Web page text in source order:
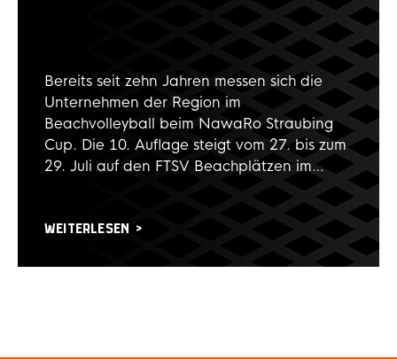
Netzwerkfrühstück. Zudem hat es sich der
Club auf die Fahnen geschrieben den Sport
Bereits seit zehn Jahren messen sich die
Unternehmen der Region im
Beachvolleyball beim NawaRo Straubing
Cup. Die 10. Auflage steigt vom 27. bis zum
29. Juli auf den FTSV Beachplätzen im
Alburger Rennweg. Dabei setzen die
Beachvolleyball-Cup auf das Erfolgsrezept
der vergangenen Jahre. Sport, Spaß und
tolle Stimmung auf und an den Beach-
WEITERLESEN